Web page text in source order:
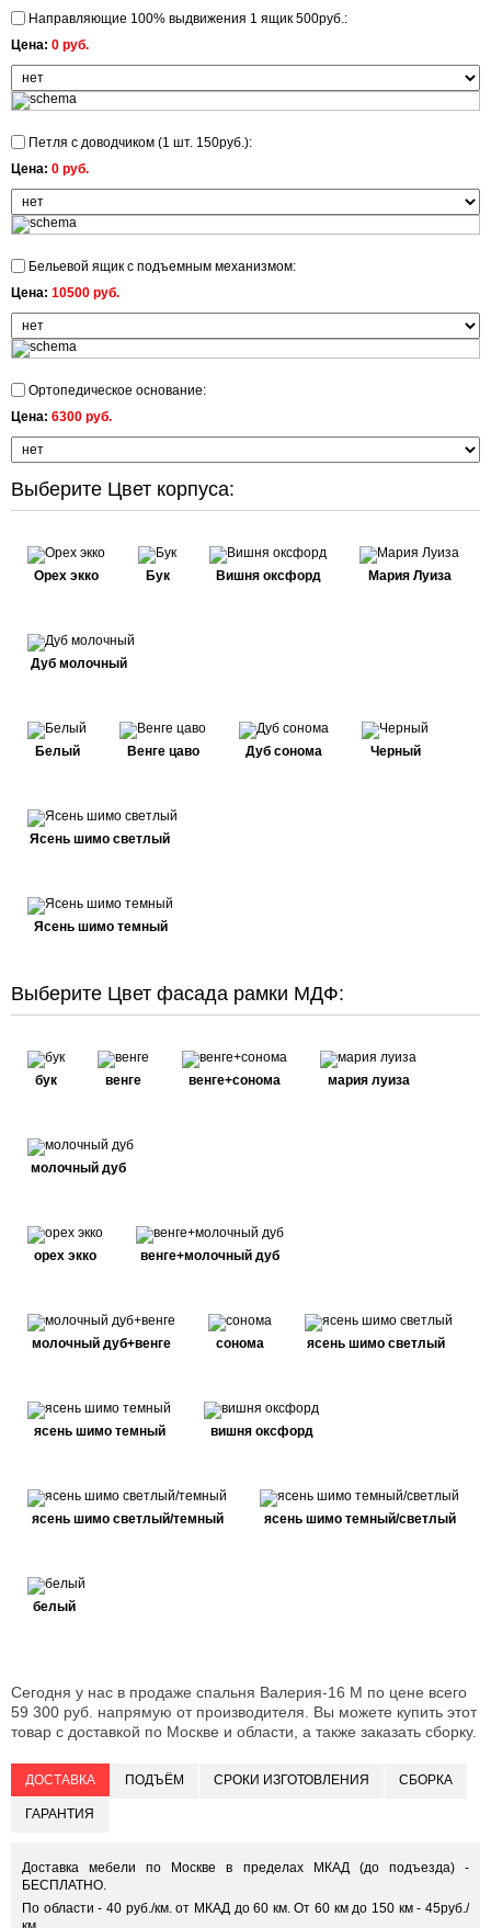
Направляющие 100% выдвижения 1 ящик 500руб.:
Цена: 0 руб.
Петля с доводчиком (1 шт. 150руб.):
Цена: 0 руб.
Бельевой ящик с подъемным механизмом:
Цена: 10500 руб.
Ортопедическое основание:
Цена: 6300 руб.
Выберите Цвет корпуса:
Орех экко Бук Вишня оксфорд Мария Луиза
Дуб молочный
Белый Венге цаво Дуб сонома Черный
Ясень шимо светлый
Ясень шимо темный
Выберите Цвет фасада рамки МДФ:
бук венге венге+сонома мария луиза
молочный дуб
орех экко венге+молочный дуб
молочный дуб+венге сонома ясень шимо светлый
ясень шимо темный вишня оксфорд
ясень шимо светлый/темный ясень шимо темный/светлый
белый
Сегодня у нас в продаже спальня Валерия-16 М по цене всего
59 300 руб. напрямую от производителя. Вы можете купить этот
товар с доставкой по Москве и области, а также заказать сборку.
ДОСТАВКА ПОДЪЁМ СРОКИ ИЗГОТОВЛЕНИЯ СБОРКА
ГАРАНТИЯ
Доставка мебели по Москве в пределах МКАД (до подъезда) -
БЕСПЛАТНО.
По области - 40 руб./км. от МКАД до 60 км. От 60 км до 150 км - 45руб./